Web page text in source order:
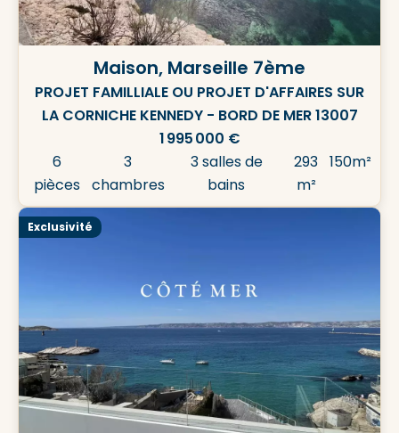
Maison, Marseille 7ème
PROJET FAMILLIALE OU PROJET D'AFFAIRES SUR
LA CORNICHE KENNEDY - BORD DE MER 13007
1 995 000 €
6
pièces
3
chambres
3 salles de
bains
293
m²
150m²
Exclusivité